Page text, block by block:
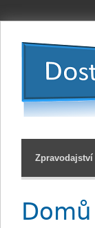
Zpravodajství
Jste zde
Domů